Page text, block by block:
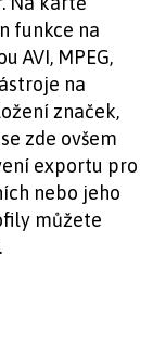
funkce na
AVI, MPEG,
na
značek,
zde ovšem
exportu pro
nebo jeho
můžete